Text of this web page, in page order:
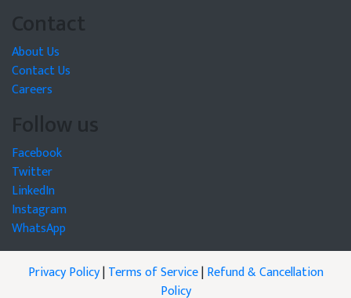
Contact
About Us
Contact Us
Careers
Follow us
Facebook
Twitter
LinkedIn
Instagram
WhatsApp
Privacy Policy|Terms of Service|Refund & Cancellation
Policy